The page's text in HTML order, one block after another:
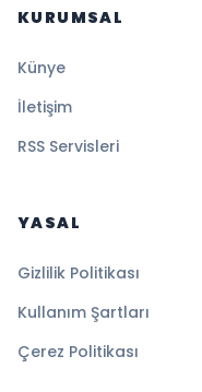
KURUMSAL
Künye
İletişim
RSS Servisleri
YASAL
Gizlilik Politikası
Kullanım Şartları
Çerez Politikası